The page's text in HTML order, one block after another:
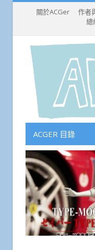
關於ACGer 作者
總
ACGER 目錄